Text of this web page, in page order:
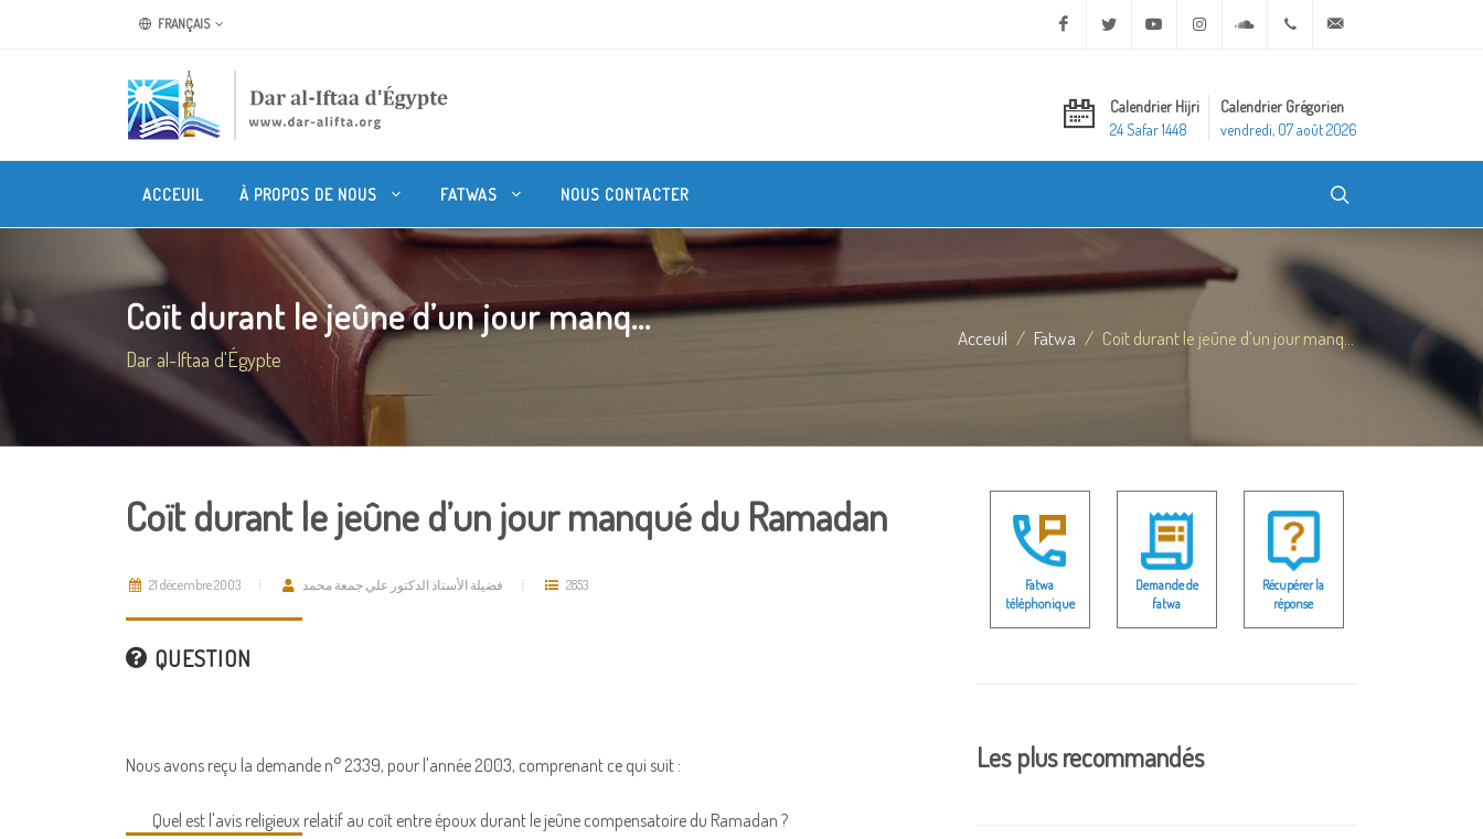
FRANÇAIS Facebook Twitter Youtube Instagram Soundcloud+20 2 25970400
Calendrier Hijri
24 Safar 1448
Calendrier Grégorien
vendredi, 07 août 2026
ACCEUIL À PROPOS DE NOUS FATWAS NOUS CONTACTER
Coït durant le jeûne d’un jour manq...
Dar al-Iftaa d'Égypte
Acceuil Fatwa Coït durant le jeûne d’un jour manq...
Coït durant le jeûne d’un jour manqué du Ramadan
21 décembre 2003 فضيلة الأستاذ الدكتور علي جمعة محمد 2853
QUESTION
Nous avons reçu la demande n° 2339, pour l'année 2003, comprenant ce qui suit :
Quel est l'avis religieux relatif au coït entre époux durant le jeûne compensatoire du Ramadan ?
Fatwa
téléphonique
Demande de
fatwa
Récupérer la
réponse
Les plus recommandés